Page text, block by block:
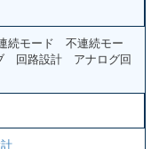
続モード 不連続モー
回路設計 アナログ回